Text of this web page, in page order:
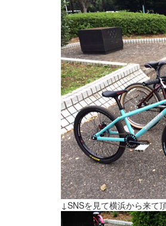
↓SNSを見て横浜から来て